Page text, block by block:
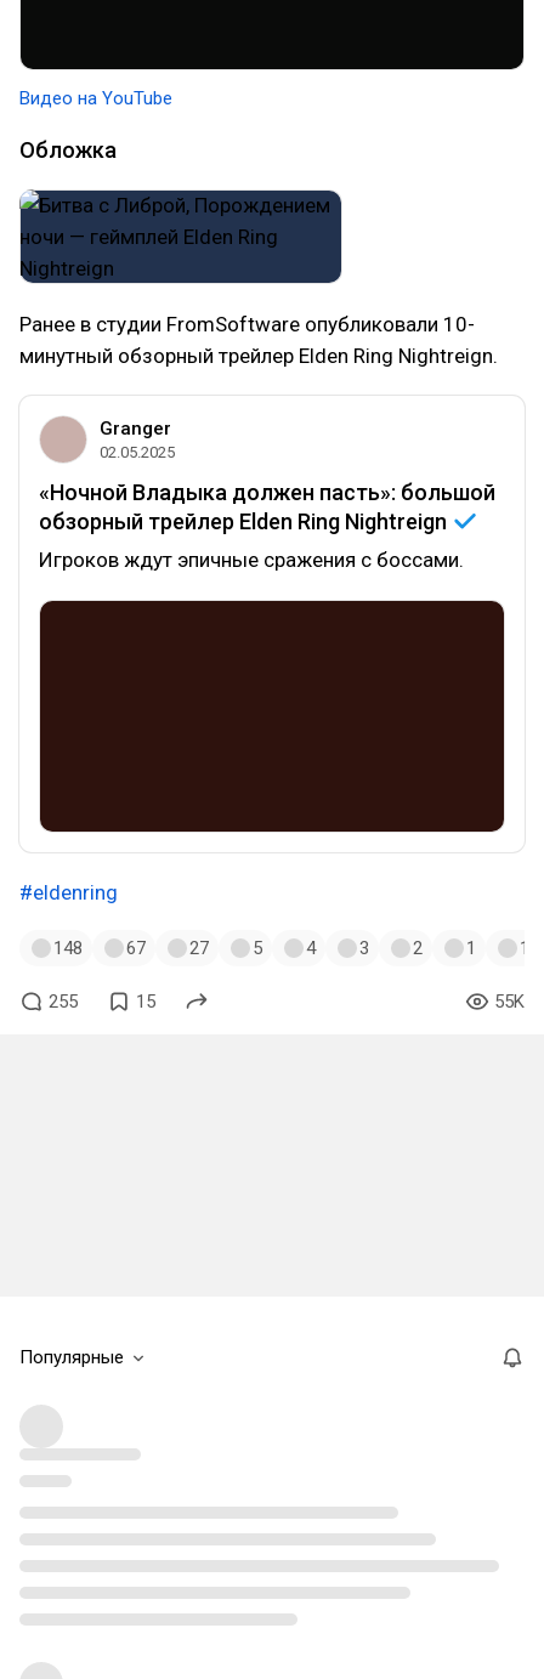
Видео на YouTube
Обложка
Ранее в студии FromSoftware опубликовали 10-
минутный обзорный трейлер Elden Ring Nightreign.
Granger
02.05.2025
«Ночной Владыка должен пасть»: большой
обзорный трейлер Elden Ring Nightreign
Игроков ждут эпичные сражения с боссами.
#eldenring
148 67 27 5 4 3 2 1 1
255 15 55K
Популярные